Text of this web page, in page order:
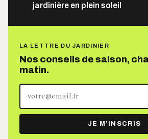
jardinière en plein soleil
LA LETTRE DU JARDINIER
Nos conseils de saison,
matin.
Votre
adresse
e-
mail
JE M’INSCRIS